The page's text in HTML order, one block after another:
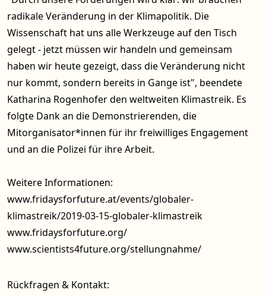
radikale Veränderung in der Klimapolitik. Die
Wissenschaft hat uns alle Werkzeuge auf den Tisch
gelegt - jetzt müssen wir handeln und gemeinsam
haben wir heute gezeigt, dass die Veränderung nicht
nur kommt, sondern bereits in Gange ist", beendete
Katharina Rogenhofer den weltweiten Klimastreik. Es
folgte Dank an die Demonstrierenden, die
Mitorganisator*innen für ihr freiwilliges Engagement
und an die Polizei für ihre Arbeit.
Weitere Informationen:
www.fridaysforfuture.at/events/globaler-
klimastreik/2019-03-15-globaler-klimastreik
www.fridaysforfuture.org/
www.scientists4future.org/stellungnahme/
Rückfragen & Kontakt: